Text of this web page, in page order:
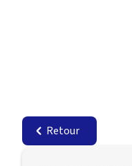
Retour